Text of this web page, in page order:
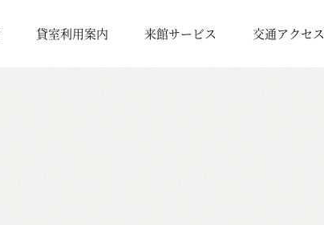
貸室利用案内 来館サービス 交通アクセス